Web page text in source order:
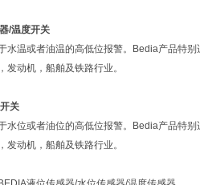
/温度开关
水温或者油温的高低位报警。Bedia产品特
发动机，船舶及铁路行业。
关
水位或者油位的高低位报警。Bedia产品特
发动机，船舶及铁路行业。